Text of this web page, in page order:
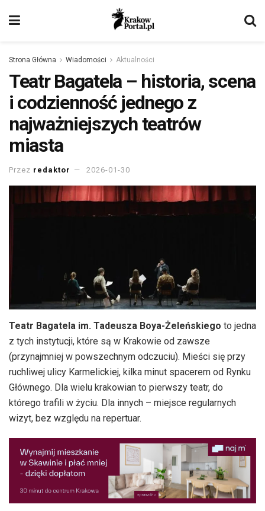
Strona Główna Wiadomości Aktualności
Teatr Bagatela – historia, scena
i codzienność jednego z
najważniejszych teatrów
miasta
Przez redaktor 2026-01-30
Teatr Bagatela im. Tadeusza Boya-Żeleńskiego to jedna
z tych instytucji, które są w Krakowie od zawsze
(przynajmniej w powszechnym odczuciu). Mieści się przy
ruchliwej ulicy Karmelickiej, kilka minut spacerem od Rynku
Głównego. Dla wielu krakowian to pierwszy teatr, do
którego trafili w życiu. Dla innych – miejsce regularnych
wizyt, bez względu na repertuar.